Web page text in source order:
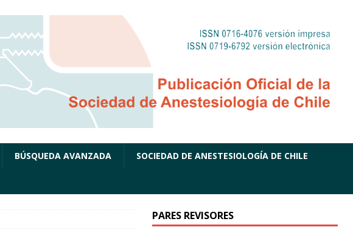
BÚSQUEDA AVANZADA SOCIEDAD DE ANESTESIOLOGÍA DE CHILE
PARES REVISORES